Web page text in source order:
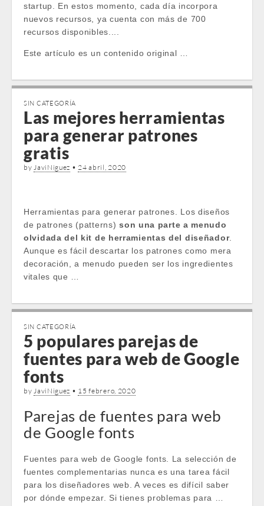
startup. En estos momento, cada día incorpora
nuevos recursos, ya cuenta con más de 700
recursos disponibles....
Este artículo es un contenido original …
SIN CATEGORÍA
Las mejores herramientas
para generar patrones
gratis
byJaviNiguez • 24 abril, 2020
Herramientas para generar patrones. Los diseños
de patrones (patterns)son una parte a menudo
olvidada del kit de herramientas del diseñador.
Aunque es fácil descartar los patrones como mera
decoración, a menudo pueden ser los ingredientes
vitales que …
SIN CATEGORÍA
5 populares parejas de
fuentes para web de Google
fonts
byJaviNiguez • 15 febrero, 2020
Parejas de fuentes para web
de Google fonts
Fuentes para web de Google fonts. La selección de
fuentes complementarias nunca es una tarea fácil
para los diseñadores web. A veces es difícil saber
por dónde empezar. Si tienes problemas para …